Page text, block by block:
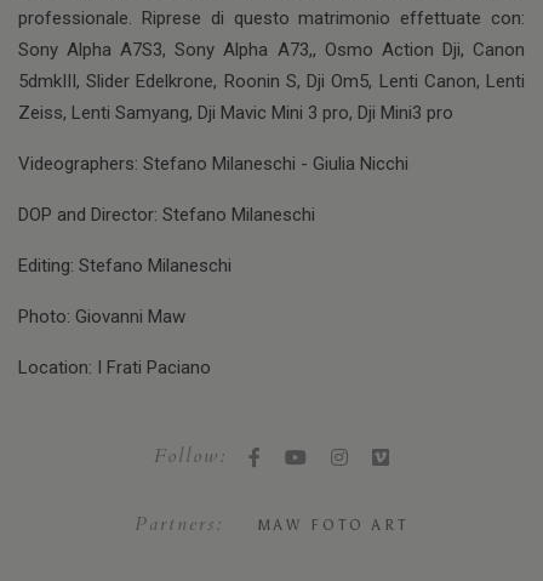
professionale. Riprese di questo matrimonio effettuate con:
Sony Alpha A7S3, Sony Alpha A73,, Osmo Action Dji, Canon
5dmkIII, Slider Edelkrone, Roonin S, Dji Om5, Lenti Canon, Lenti
Zeiss, Lenti Samyang, Dji Mavic Mini 3 pro, Dji Mini3 pro
Videographers: Stefano Milaneschi - Giulia Nicchi
DOP and Director: Stefano Milaneschi
Editing: Stefano Milaneschi
Photo: Giovanni Maw
Location: I Frati Paciano
Follow:
Partners: MAW FOTO ART